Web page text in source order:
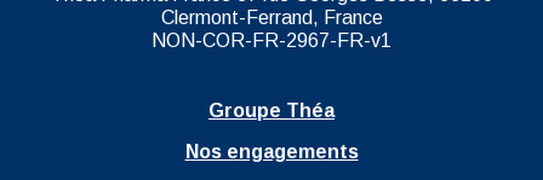
Clermont-Ferrand, France
NON-COR-FR-2967-FR-v1
Groupe Théa
Nos engagements